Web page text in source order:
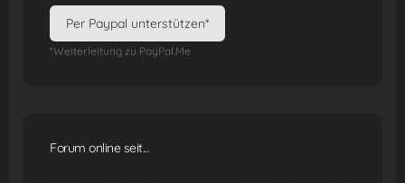
Per Paypal unterstützen*
*Weiterleitung zu PayPal.Me
Forum online seit...